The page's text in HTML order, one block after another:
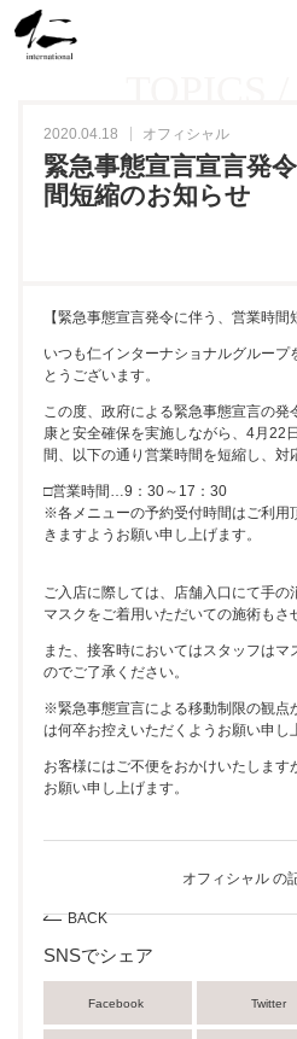
2020.04.18 オフィシャル
緊急事態宣言宣言発
間短縮のお知らせ
【緊急事態宣言発令に伴う、営業時間
いつも仁インターナショナルグルー
とうございます。
この度、政府による緊急事態宣言の発
康と安全確保を実施しながら、4月22
間、以下の通り営業時間を短縮し、対
□営業時間…9：30～17：30
※各メニューの予約受付時間はご利用
きますようお願い申し上げます。
ご入店に際しては、店舗入口にて手の
マスクをご着用いただいての施術もさ
また、接客時においてはスタッフは
のでご了承ください。
※緊急事態宣言による移動制限の観点
は何卒お控えいただくようお願い申し
お客様にはご不便をおかけいたします
お願い申し上げます。
BACK
オフィシャル の
SNSでシェア
Facebook Twitter